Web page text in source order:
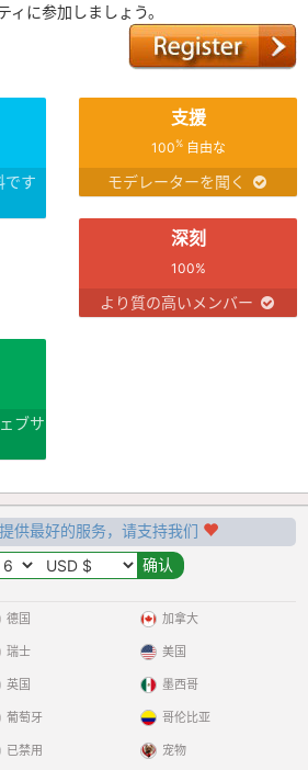
に参加しましょう。
です
支援
100%自由な
モデレーターを聞く
深刻
100%
より質の高いメンバー
ブサ
供最好的服务，请支持我们
德国
瑞士
英国
葡萄牙
已禁用
加拿大
美国
墨西哥
哥伦比亚
宠物